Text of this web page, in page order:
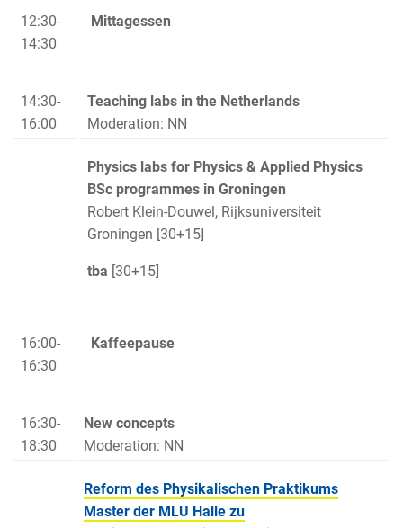
12:30-
14:30
Mittagessen
14:30-
16:00
Teaching labs in the Netherlands
Moderation: NN
Physics labs for Physics & Applied Physics
BSc programmes in Groningen
Robert Klein-Douwel, Rijksuniversiteit
Groningen [30+15]
tba [30+15]
16:00-
16:30
Kaffeepause
16:30-
18:30
New concepts
Moderation: NN
Reform des Physikalischen Praktikums
Master der MLU Halle zu